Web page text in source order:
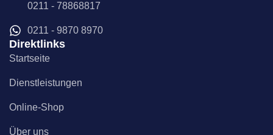
0211 - 78868817
0211 - 9870 8970
Direktlinks
Startseite
Dienstleistungen
Online-Shop
Über uns